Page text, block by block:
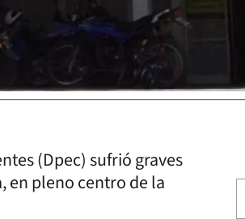
(Dpec) sufrió graves
en pleno centro de la